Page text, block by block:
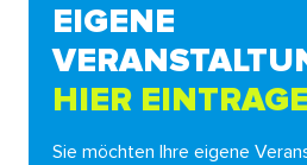
EIGENE
HIER
Sie möchten Ihre eigene